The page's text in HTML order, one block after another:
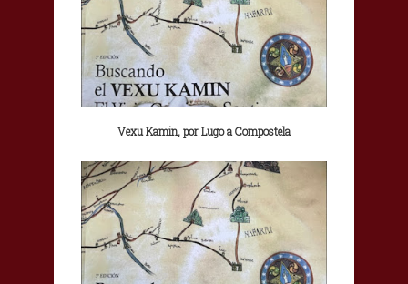
Vexu Kamin, por Lugo a Compostela